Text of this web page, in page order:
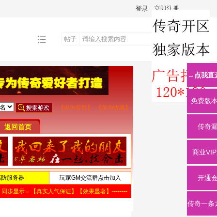
登录 立即注册
帖子
搜
索
→点我直
免费版
传奇
商业
开通
传奇一条